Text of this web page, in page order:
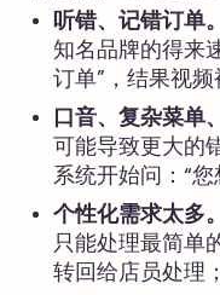
听错、记错订单。
知名品牌的得来
订单”，结果视
口音、复杂菜单
可能导致更大的
系统开始问：“
个性化需求太多。
只能处理最简单
转回给店员处理